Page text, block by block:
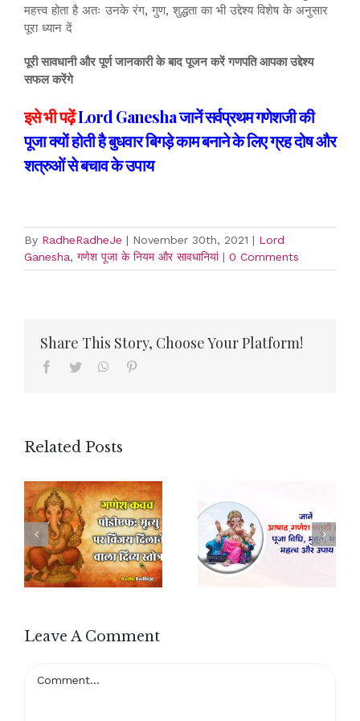
महत्त्व होता है अतः उनके रंग, गुण, शुद्धता का भी उद्देश्य विशेष के अनुसार
पूरा ध्यान दें
पूरी सावधानी और पूर्ण जानकारी के बाद पूजन करें गणपति आपका उद्देश्य
सफल करेंगे
इसे भी पढ़ेंLord Ganesha जानें सर्वप्रथम गणेशजी की
पूजा क्यों होती है बुधवार बिगड़े काम बनाने के लिए ग्रह दोष और
शत्रुओं से बचाव के उपाय
By RadheRadheJe | November 30th, 2021 | Lord
Ganesha, गणेश पूजा के नियम और सावधानियां | 0 Comments
Share This Story, Choose Your Platform!
Facebook
Twitter WhatsApp
Related Posts
Leave A Comment